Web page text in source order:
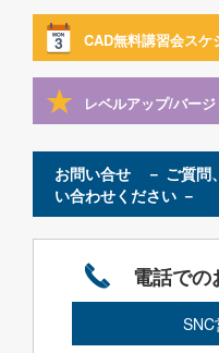
CAD無料講習会スケ
レベルアップ/バー
お問い合せ － ご質問
い合わせください －
電話での